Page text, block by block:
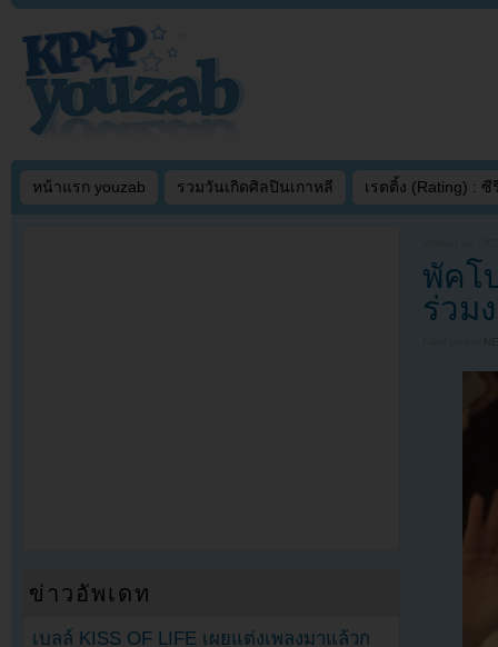
หน้าแรก youzab รวมวันเกิดศิลปินเกาหลี เรตติ้ง (Rating) : ซี
พัคโ
ร่วม
ข่าวอัพเดท
เบลล์ KISS OF LIFE เผยแต่งเพลงมาแล้วก